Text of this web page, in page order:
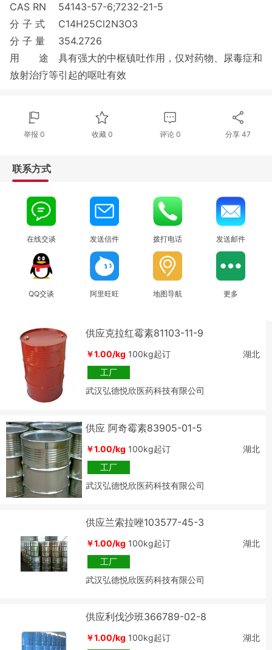
CAS RN
54143-57-6;7232-21-5
分 子 式
C14H25Cl2N3O3
分 子 量
354.2726
用 途
具有强大的中枢镇吐作用，仅对药物、尿毒症和
放射治疗等引起的呕吐有效
举报 0 收藏 0 评论 0 分享 47
联系方式
在线交谈 发送信件 拨打电话 发送邮件
QQ交谈 阿里旺旺 地图导航 更多
供应克拉红霉素81103-11-9
￥1.00/kg 100kg起订
湖北
工厂
武汉弘德悦欣医药科技有限公司
供应 阿奇霉素83905-01-5
￥1.00/kg 100kg起订
湖北
工厂
武汉弘德悦欣医药科技有限公司
供应兰索拉唑103577-45-3
￥1.00/kg 100kg起订
湖北
工厂
武汉弘德悦欣医药科技有限公司
供应利伐沙班366789-02-8
￥1.00/kg 100kg起订
湖北